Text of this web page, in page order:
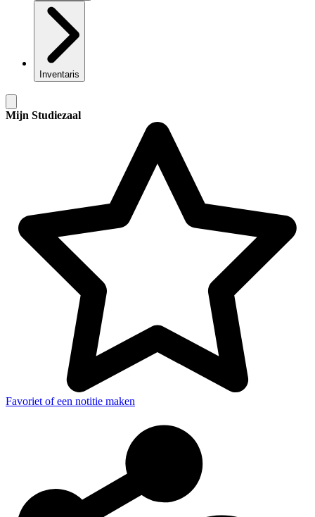
Inventaris
Mijn Studiezaal
Favoriet of een notitie maken